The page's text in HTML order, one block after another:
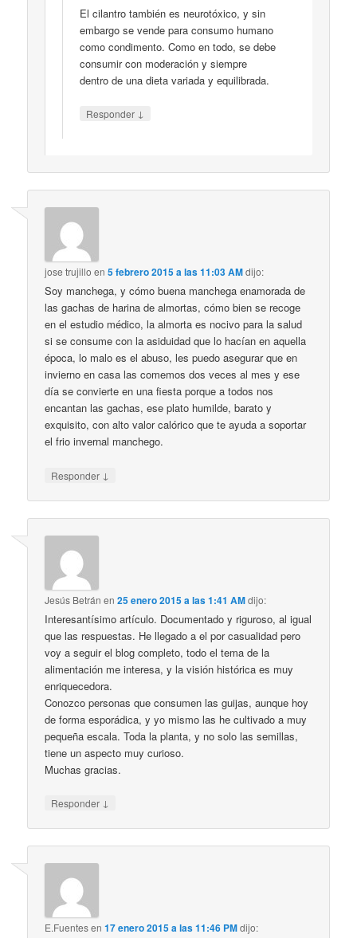
El cilantro también es neurotóxico, y sin
embargo se vende para consumo humano
como condimento. Como en todo, se debe
consumir con moderación y siempre
dentro de una dieta variada y equilibrada.
Responder ↓
jose trujillo en5 febrero 2015 a las 11:03 AMdijo:
Soy manchega, y cómo buena manchega enamorada de
las gachas de harina de almortas, cómo bien se recoge
en el estudio médico, la almorta es nocivo para la salud
si se consume con la asiduidad que lo hacían en aquella
época, lo malo es el abuso, les puedo asegurar que en
invierno en casa las comemos dos veces al mes y ese
día se convierte en una fiesta porque a todos nos
encantan las gachas, ese plato humilde, barato y
exquisito, con alto valor calórico que te ayuda a soportar
el frio invernal manchego.
Responder ↓
Jesús Betrán en25 enero 2015 a las 1:41 AMdijo:
Interesantísimo artículo. Documentado y riguroso, al igual
que las respuestas. He llegado a el por casualidad pero
voy a seguir el blog completo, todo el tema de la
alimentación me interesa, y la visión histórica es muy
enriquecedora.
Conozco personas que consumen las guijas, aunque hoy
de forma esporádica, y yo mismo las he cultivado a muy
pequeña escala. Toda la planta, y no solo las semillas,
tiene un aspecto muy curioso.
Muchas gracias.
Responder ↓
E.Fuentesen17 enero 2015 a las 11:46 PMdijo: